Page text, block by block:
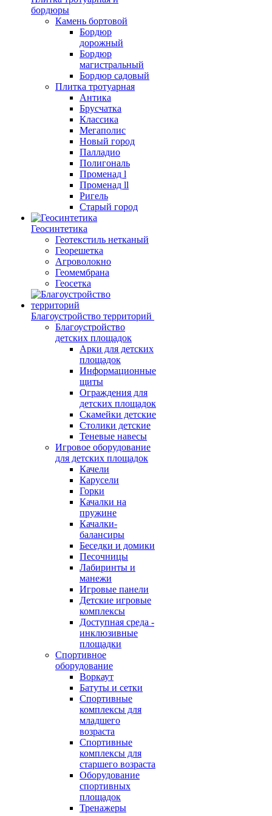
бордюры
Камень бортовой
Бордюр
дорожный
Бордюр
магистральный
Бордюр садовый
Плитка тротуарная
Антика
Брусчатка
Классика
Мегаполис
Новый город
Палладио
Полигональ
Променад l
Променад ll
Ригель
Старый город
Геосинтетика
Геотекстиль нетканый
Георешетка
Агроволокно
Геомембрана
Геосетка
Благоустройство территорий
Благоустройство
детских площадок
Арки для детских
площадок
Информационные
щиты
Ограждения для
детских площадок
Скамейки детские
Столики детские
Теневые навесы
Игровое оборудование
для детских площадок
Качели
Карусели
Горки
Качалки на
пружине
Качалки-
балансиры
Беседки и домики
Песочницы
Лабиринты и
манежи
Игровые панели
Детские игровые
комплексы
Доступная среда -
инклюзивные
площадки
Спортивное
оборудование
Воркаут
Батуты и сетки
Спортивные
комплексы для
младшего
возраста
Спортивные
комплексы для
старшего возраста
Оборудование
спортивных
площадок
Тренажеры